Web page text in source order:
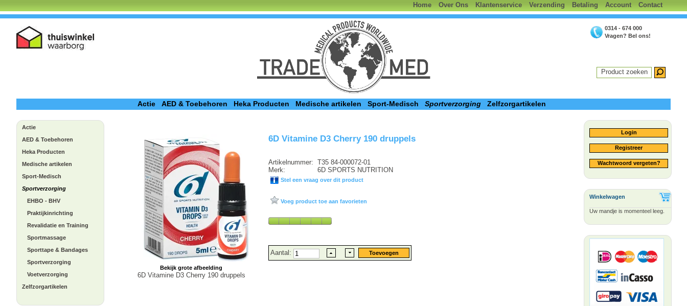
Home Over Ons Klantenservice Verzending Betaling Account Contact
0314 - 674 000
Vragen? Bel ons!
Product zoeken
Actie AED & Toebehoren Heka Producten Medische artikelen Sport-Medisch Sportverzorging Zelfzorgartikelen
Actie
AED & Toebehoren
Heka Producten
Medische artikelen
Sport-Medisch
Sportverzorging
EHBO - BHV
Praktijkinrichting
Revalidatie en Training
Sportmassage
Sporttape & Bandages
Sportverzorging
Voetverzorging
Zelfzorgartikelen
Login
Registreer
Wachtwoord vergeten?
Winkelwagen
Uw mandje is momenteel leeg.
Bekijk grote afbeelding
6D Vitamine D3 Cherry 190 druppels
6D Vitamine D3 Cherry 190 druppels
Artikelnummer:
Merk:
T35 84-000072-01
6D SPORTS NUTRITION
Stel een vraag over dit product
Voeg product toe aan favorieten
Aantal: